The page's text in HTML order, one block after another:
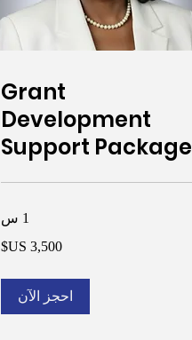
Grant
Development
Support Package
1 س
احجز الآن